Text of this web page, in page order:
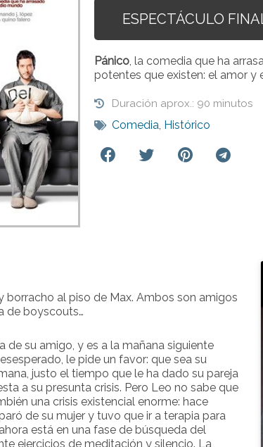
ESPECTÁCULO
Pánico, la comedia que ha
potentes que existen: el amor y
Duración aprox.: 90 minutos
Comedia, Histórico
borracho al piso de Max. Ambos son amigos
de boyscouts…
de su amigo, y es a la mañana siguiente
le pide un favor: que sea su
justo el tiempo que le ha dado su pareja
a su presunta crisis. Pero Leo no sabe que
una crisis existencial enorme: hace
de su mujer y tuvo que ir a terapia para
está en una fase de búsqueda del
ejercicios de meditación y silencio. La